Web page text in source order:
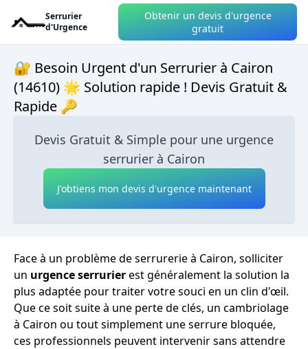
Serrurier
d'Urgence
Obtenir un devis d'urgence
gratuit
🔐 Besoin Urgent d'un Serrurier à Cairon
(14610) 🌟 Solution rapide ! Devis Gratuit &
Rapide 🔑
Devis Gratuit & Simple pour une urgence
serrurier à Cairon
J'obtiens mon devis d'urgence maintenant
Face à un problème de serrurerie à Cairon, solliciter
un urgence serrurierest généralement la solution la
plus adaptée pour traiter votre souci en un clin d'œil.
Que ce soit suite à une perte de clés, un cambriolage
à Cairon ou tout simplement une serrure bloquée,
ces professionnels peuvent intervenir sans attendre